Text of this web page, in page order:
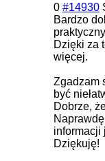
0 #14930
Bardzo
Dzięki za
więcej.
Zgadzam
być
Dobrze,
informacji
Dziękuję!